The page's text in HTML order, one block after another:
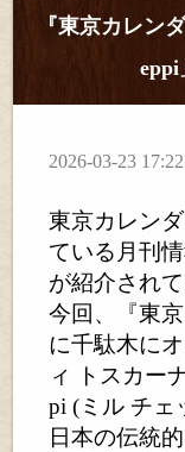
『東京カレン
eppi
2026-03-23
東京カレン
ている月刊
が紹介されて
今回、『東
に千駄木に
ィ トスカー
pi (ミル チェ
日本の伝統